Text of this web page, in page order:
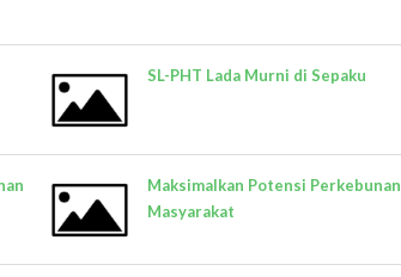
SL-PHT Lada Murni di Sepaku
Maksimalkan Potensi Perkebunan
Masyarakat